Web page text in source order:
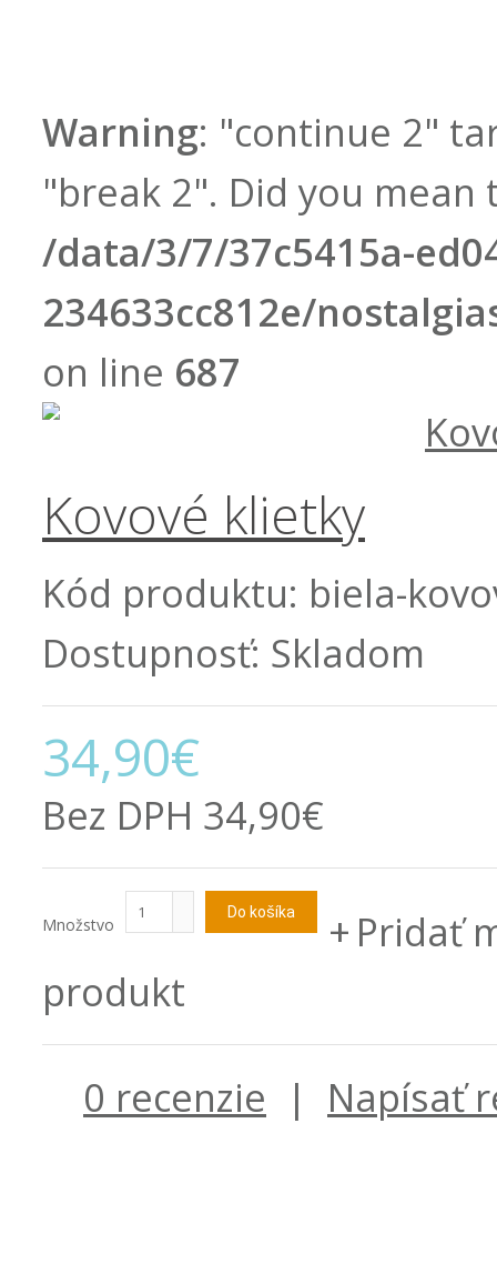
Warning: "continue 2"
"break 2". Did you
/data/3/7/37c5415a-
234633cc812e/
on line 687
Kovové klietky
Kód produktu: biela-
Dostupnosť: Skladom
34,90€
Bez DPH 34,90€
Množstvo
Pridať
produkt
0 recenzie | Napísať